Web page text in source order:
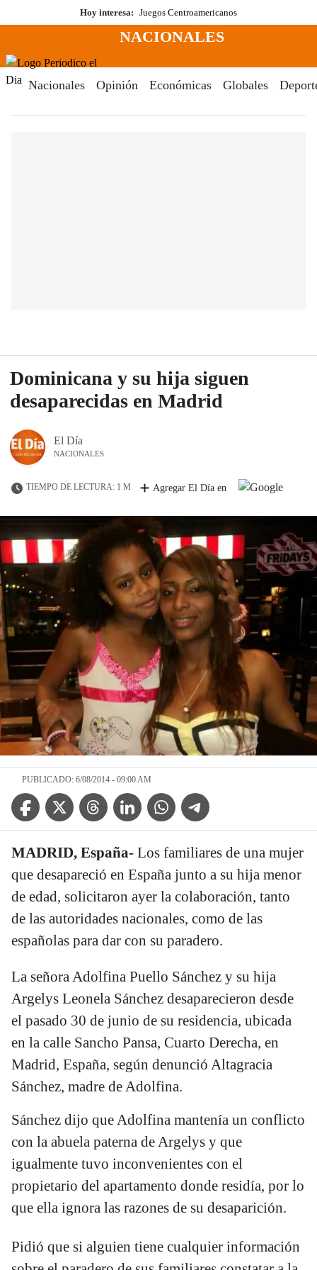
al
Hoy interesa: Juegos Centroamericanos
Menú
NACIONALES
Nacionales Opinión Económicas Globales
Dominicana y su hija siguen
desaparecidas en Madrid
El Día
NACIONALES
TIEMPO DE LECTURA: 1 M Agregar El Día en
PUBLICADO: 6/08/2014 - 09:00 AM
Facebook IconTwitter IconThreads IconLinkedin IconWhatsApp IconTelegram Icon
MADRID, España- Los familiares de una mujer
que desapareció en España junto a su hija menor
de edad, solicitaron ayer la colaboración, tanto
de las autoridades nacionales, como de las
españolas para dar con su paradero.
La señora Adolfina Puello Sánchez y su hija
Argelys Leonela Sánchez desaparecieron desde
el pasado 30 de junio de su residencia, ubicada
en la calle Sancho Pansa, Cuarto Derecha, en
Madrid, España, según denunció Altagracia
Sánchez, madre de Adolfina.
Sánchez dijo que Adolfina mantenía un conflicto
con la abuela paterna de Argelys y que
igualmente tuvo inconvenientes con el
propietario del apartamento donde residía, por lo
que ella ignora las razones de su desaparición.
Pidió que si alguien tiene cualquier información